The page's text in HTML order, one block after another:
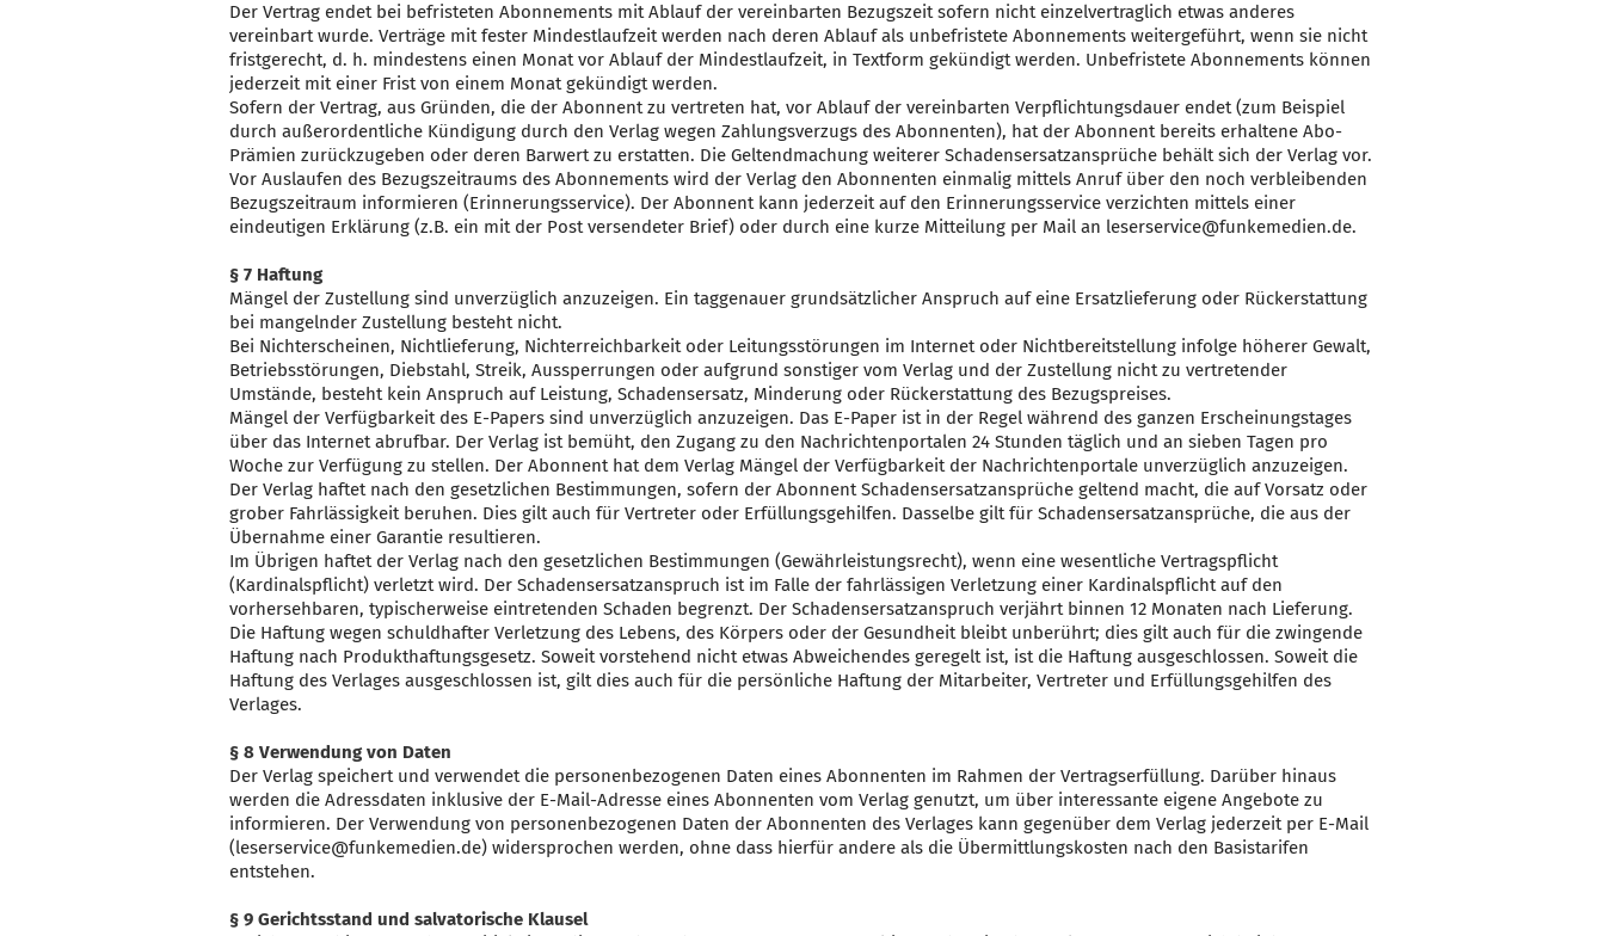
Der Vertrag endet bei befristeten Abonnements mit Ablauf der vereinbarten Bezugszeit sofern nicht einzelvertraglich etwas anderes
vereinbart wurde. Verträge mit fester Mindestlaufzeit werden nach deren Ablauf als unbefristete Abonnements weitergeführt, wenn sie nicht
fristgerecht, d. h. mindestens einen Monat vor Ablauf der Mindestlaufzeit, in Textform gekündigt werden. Unbefristete Abonnements können
jederzeit mit einer Frist von einem Monat gekündigt werden.
Sofern der Vertrag, aus Gründen, die der Abonnent zu vertreten hat, vor Ablauf der vereinbarten Verpflichtungsdauer endet (zum Beispiel
durch außerordentliche Kündigung durch den Verlag wegen Zahlungsverzugs des Abonnenten), hat der Abonnent bereits erhaltene Abo-
Prämien zurückzugeben oder deren Barwert zu erstatten. Die Geltendmachung weiterer Schadensersatzansprüche behält sich der Verlag vor.
Vor Auslaufen des Bezugszeitraums des Abonnements wird der Verlag den Abonnenten einmalig mittels Anruf über den noch verbleibenden
Bezugszeitraum informieren (Erinnerungsservice). Der Abonnent kann jederzeit auf den Erinnerungsservice verzichten mittels einer
eindeutigen Erklärung (z.B. ein mit der Post versendeter Brief) oder durch eine kurze Mitteilung per Mail an leserservice@funkemedien.de.
§ 7 Haftung
Mängel der Zustellung sind unverzüglich anzuzeigen. Ein taggenauer grundsätzlicher Anspruch auf eine Ersatzlieferung oder Rückerstattung
bei mangelnder Zustellung besteht nicht.
Bei Nichterscheinen, Nichtlieferung, Nichterreichbarkeit oder Leitungsstörungen im Internet oder Nichtbereitstellung infolge höherer Gewalt,
Betriebsstörungen, Diebstahl, Streik, Aussperrungen oder aufgrund sonstiger vom Verlag und der Zustellung nicht zu vertretender
Umstände, besteht kein Anspruch auf Leistung, Schadensersatz, Minderung oder Rückerstattung des Bezugspreises.
Mängel der Verfügbarkeit des E-Papers sind unverzüglich anzuzeigen. Das E-Paper ist in der Regel während des ganzen Erscheinungstages
über das Internet abrufbar. Der Verlag ist bemüht, den Zugang zu den Nachrichtenportalen 24 Stunden täglich und an sieben Tagen pro
Woche zur Verfügung zu stellen. Der Abonnent hat dem Verlag Mängel der Verfügbarkeit der Nachrichtenportale unverzüglich anzuzeigen.
Der Verlag haftet nach den gesetzlichen Bestimmungen, sofern der Abonnent Schadensersatzansprüche geltend macht, die auf Vorsatz oder
grober Fahrlässigkeit beruhen. Dies gilt auch für Vertreter oder Erfüllungsgehilfen. Dasselbe gilt für Schadensersatzansprüche, die aus der
Übernahme einer Garantie resultieren.
Im Übrigen haftet der Verlag nach den gesetzlichen Bestimmungen (Gewährleistungsrecht), wenn eine wesentliche Vertragspflicht
(Kardinalspflicht) verletzt wird. Der Schadensersatzanspruch ist im Falle der fahrlässigen Verletzung einer Kardinalspflicht auf den
vorhersehbaren, typischerweise eintretenden Schaden begrenzt. Der Schadensersatzanspruch verjährt binnen 12 Monaten nach Lieferung.
Die Haftung wegen schuldhafter Verletzung des Lebens, des Körpers oder der Gesundheit bleibt unberührt; dies gilt auch für die zwingende
Haftung nach Produkthaftungsgesetz. Soweit vorstehend nicht etwas Abweichendes geregelt ist, ist die Haftung ausgeschlossen. Soweit die
Haftung des Verlages ausgeschlossen ist, gilt dies auch für die persönliche Haftung der Mitarbeiter, Vertreter und Erfüllungsgehilfen des
Verlages.
§ 8 Verwendung von Daten
Der Verlag speichert und verwendet die personenbezogenen Daten eines Abonnenten im Rahmen der Vertragserfüllung. Darüber hinaus
werden die Adressdaten inklusive der E-Mail-Adresse eines Abonnenten vom Verlag genutzt, um über interessante eigene Angebote zu
informieren. Der Verwendung von personenbezogenen Daten der Abonnenten des Verlages kann gegenüber dem Verlag jederzeit per E-Mail
(leserservice@funkemedien.de) widersprochen werden, ohne dass hierfür andere als die Übermittlungskosten nach den Basistarifen
entstehen.
§ 9 Gerichtsstand und salvatorische Klausel